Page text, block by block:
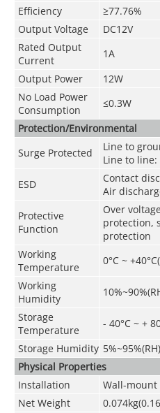
Efficiency
≥77.76%
OutputVoltage
DC12V
Rated Output
Current
1A
Output Power
12W
No Load Power
Consumption
≤0.3W
Protection/Environmental
Surge Protected
Line to
Line to line:
ESD
Contact
Air
Protective
Function
Over
protection,
protection
Working
Temperature
0°C ~
Working
Humidity
Storage
Temperature
- 40°C ~ +
Storage Humidity 5%~95%(RH)
Physical Properties
Installation
Wall-mount
Net Weight